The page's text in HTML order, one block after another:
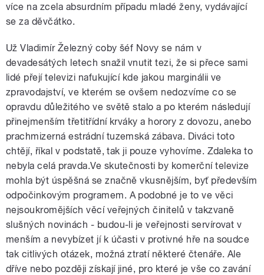
více na zcela absurdním případu mladé ženy, vydávající
se za děvčátko.
Už Vladimír Železný coby šéf Novy se nám v
devadesátých letech snažil vnutit tezi, že si přece sami
lidé přejí televizi nafukující kde jakou marginálii ve
zpravodajství, ve kterém se ovšem nedozvíme co se
opravdu důležitého ve světě stalo a po kterém následují
přinejmenším třetitřídní krváky a horory z dovozu, anebo
prachmizerná estrádní tuzemská zábava. Diváci toto
chtějí, říkal v podstatě, tak ji pouze vyhovíme. Zdaleka to
nebyla celá pravda.Ve skutečnosti by komerční televize
mohla být úspěšná se značně vkusnějším, byť především
odpočinkovým programem. A podobné je to ve věci
nejsoukromějších věcí veřejných činitelů v takzvaně
slušných novinách - budou-li je veřejnosti servírovat v
menším a nevybízet jí k účasti v protivné hře na soudce
tak citlivých otázek, možná ztratí některé čtenáře. Ale
dříve nebo později získají jiné, pro které je vše co zavání